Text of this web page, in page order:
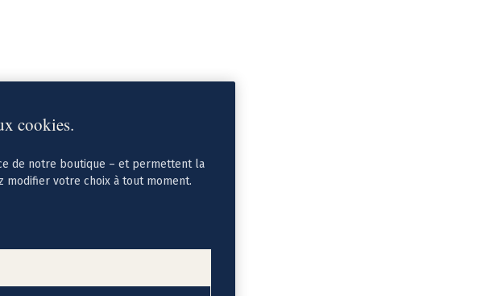
cookies.
de notre boutique – et permettent la
modifier votre choix à tout moment.